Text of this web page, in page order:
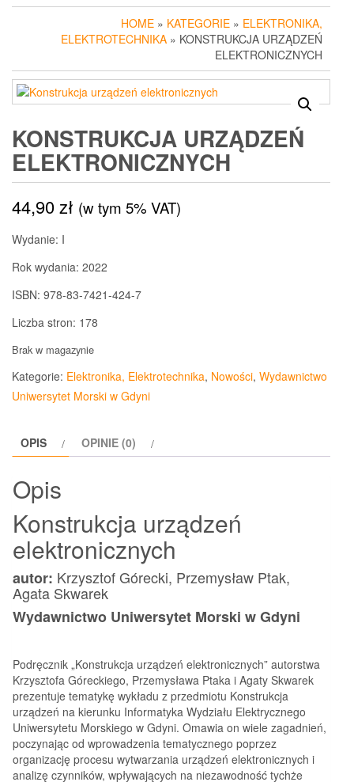
HOME » KATEGORIE » ELEKTRONIKA,
ELEKTROTECHNIKA » KONSTRUKCJA URZĄDZEŃ
ELEKTRONICZNYCH
KONSTRUKCJA URZĄDZEŃ
ELEKTRONICZNYCH
44,90zł (w tym 5% VAT)
Wydanie: I
Rok wydania: 2022
ISBN: 978-83-7421-424-7
Liczba stron: 178
Brak w magazynie
Kategorie: Elektronika, Elektrotechnika, Nowości, Wydawnictwo
Uniwersytet Morski w Gdyni
OPIS OPINIE (0)
Opis
Konstrukcja urządzeń
elektronicznych
autor: Krzysztof Górecki, Przemysław Ptak,
Agata Skwarek
Wydawnictwo Uniwersytet Morski w Gdyni
Podręcznik „Konstrukcja urządzeń elektronicznych” autorstwa
Krzysztofa Góreckiego, Przemysława Ptaka i Agaty Skwarek
prezentuje tematykę wykładu z przedmiotu Konstrukcja
urządzeń na kierunku Informatyka Wydziału Elektrycznego
Uniwersytetu Morskiego w Gdyni. Omawia on wiele zagadnień,
poczynając od wprowadzenia tematycznego poprzez
organizację procesu wytwarzania urządzeń elektronicznych i
analizę czynników, wpływających na niezawodność tychże